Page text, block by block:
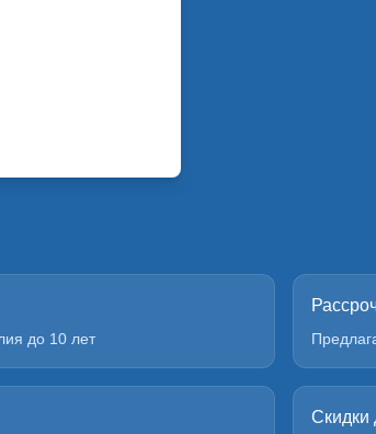
до 10 лет
Скидки